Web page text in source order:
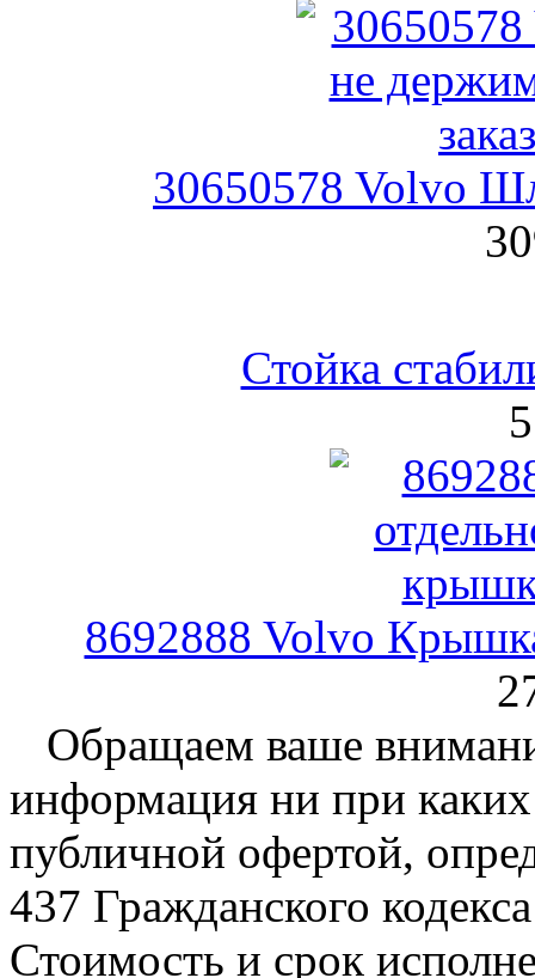
30650578 Volvo
Стойка
8692888 Volvo
Обращаем ваше
информация ни при каких
публичной офертой,
437 Гражданского
Стоимость и срок